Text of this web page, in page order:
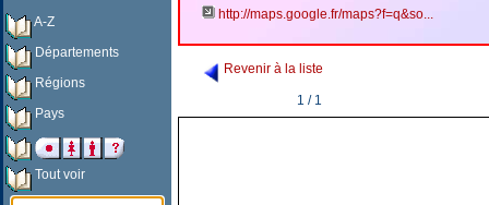
A-Z
Départements
Régions
Pays
Tout voir
http://maps.google.fr/maps?f=q&so...
Revenir à la liste
1 / 1